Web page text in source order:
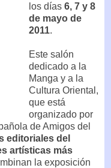
los días 6, 7 y 8
de mayo de
2011.
Este salón
dedicado a la
Manga y a la
Cultura Oriental,
que está
organizado por
de Amigos del
editoriales del
artísticas más
la exposición